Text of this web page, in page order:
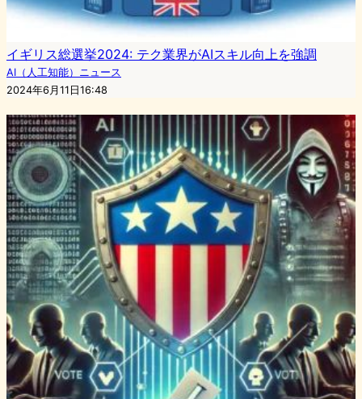
イギリス総選挙2024: テク業界がAIスキル向上を強調
AI（人工知能）ニュース
2024年6月11日16:48